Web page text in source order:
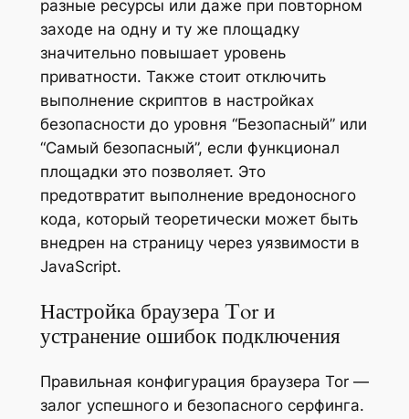
разные ресурсы или даже при повторном
заходе на одну и ту же площадку
значительно повышает уровень
приватности. Также стоит отключить
выполнение скриптов в настройках
безопасности до уровня “Безопасный” или
“Самый безопасный”, если функционал
площадки это позволяет. Это
предотвратит выполнение вредоносного
кода, который теоретически может быть
внедрен на страницу через уязвимости в
JavaScript.
Настройка браузера Tor и
устранение ошибок подключения
Правильная конфигурация браузера Tor —
залог успешного и безопасного серфинга.